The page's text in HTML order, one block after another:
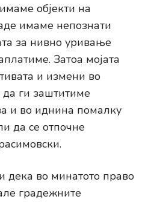
објекти на
имаме непознати
за нивно уривање
Затоа мојата
и измени во
ги заштитиме
и во иднина помалку
да се отпочне
дека во минатото право
градежните